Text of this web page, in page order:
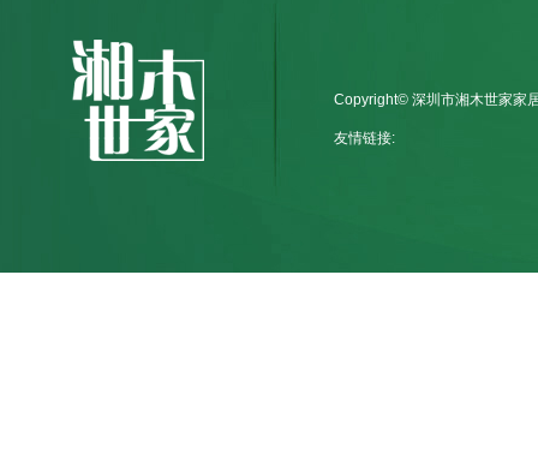
Copyright© 深圳市湘木世家家
友情链接: